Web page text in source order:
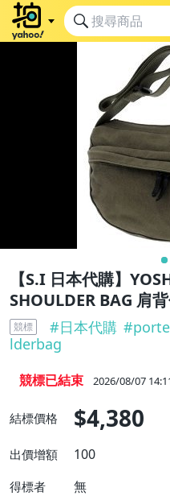
【S.I 日本代購】
SHOULDER BAG 肩
競標 #日本代購 #
lderbag
競標已結束 2026/08/07
結標價格 $4,380
出價增額 100
得標者 無